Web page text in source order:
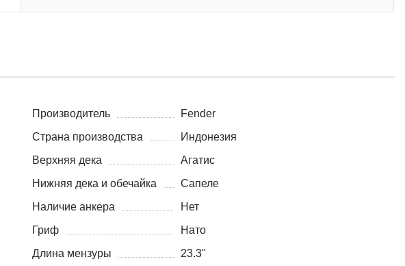
Производитель
Fender
Страна производства
Индонезия
Верхняя дека
Агатис
Нижняя дека и обечайка
Сапеле
Наличие анкера
Нет
Гриф
Нато
Длина мензуры
23.3"